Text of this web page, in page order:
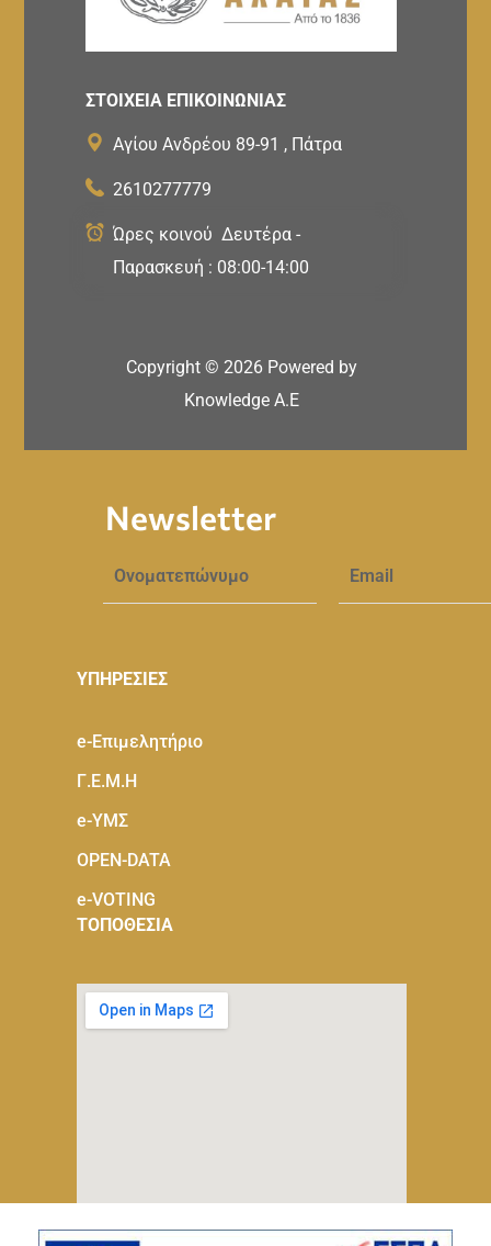
ΣΤΟΙΧΕΙΑ ΕΠΙΚΟΙΝΩΝΙΑΣ
Αγίου Ανδρέου 89-91 , Πάτρα
2610277779
Ώρες κοινού Δευτέρα -
Παρασκευή : 08:00-14:00
Copyright © 2026 Powered by
Knowledge A.E
Newsletter
ΥΠΗΡΕΣΙΕΣ
e-Eπιμελητήριο
Γ.Ε.Μ.Η
e-ΥΜΣ
OPEN-DATA
e-VOTING
ΤΟΠΟΘΕΣΙΑ